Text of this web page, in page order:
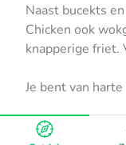
Naast bucekts
Chicken ook
knapperige friet.
Je bent van